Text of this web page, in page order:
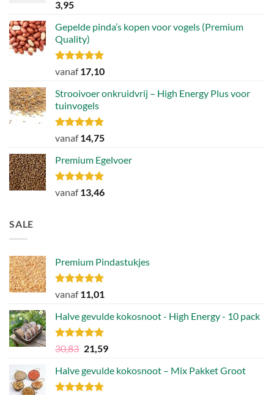
Gewaardeerd
4.79
3,95
Gepelde pinda’s kopen voor vogels (Premium
Quality)
Gewaardeerd
uit 5
vanaf17,10
Strooivoer onkruidvrij – High Energy Plus voor
tuinvogels
Gewaardeerd
uit 5
vanaf14,75
Premium Egelvoer
Gewaardeerd
uit 5
vanaf13,46
SALE
Premium Pindastukjes
Gewaardeerd
uit 5
vanaf11,01
Halve gevulde kokosnoot - High Energy - 10 pack
Gewaardeerd
4.92
uit 5
30,83 Oorspronkelijke
was:
30,83.
21,59Huidige
is:
Halve gevulde kokosnoot – Mix Pakket Groot